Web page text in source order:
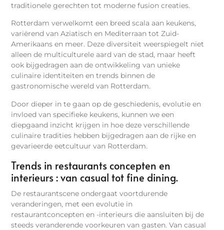
traditionele gerechten tot moderne fusion creaties.
Rotterdam verwelkomt een breed scala aan keukens,
variërend van Aziatisch en Mediterraan tot Zuid-
Amerikaans en meer. Deze diversiteit weerspiegelt niet
alleen de multiculturele aard van de stad, maar heeft
ook bijgedragen aan de ontwikkeling van unieke
culinaire identiteiten en trends binnen de
gastronomische wereld van Rotterdam.
Door dieper in te gaan op de geschiedenis, evolutie en
invloed van specifieke keukens, kunnen we een
diepgaand inzicht krijgen in hoe deze verschillende
culinaire tradities hebben bijgedragen aan de rijke en
gevarieerde eetcultuur van Rotterdam.
Trends in restaurants concepten en
interieurs : van casual tot fine dining.
De restaurantscene ondergaat voortdurende
veranderingen, met een evolutie in
restaurantconcepten en -interieurs die aansluiten bij de
steeds veranderende voorkeuren van gasten. Van casual